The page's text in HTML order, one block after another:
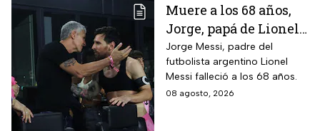
Muere a los 68 años,
Jorge, papá de Lionel
Messi
Jorge Messi, padre del
futbolista argentino Lionel
Messi falleció a los 68 años.
08 agosto, 2026